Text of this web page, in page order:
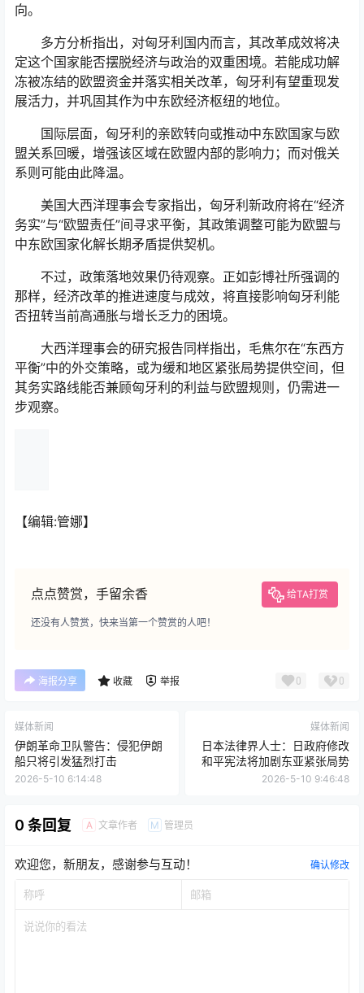
向。
多方分析指出，对匈牙利国内而言，其改革成效将决
定这个国家能否摆脱经济与政治的双重困境。若能成功解
冻被冻结的欧盟资金并落实相关改革，匈牙利有望重现发
展活力，并巩固其作为中东欧经济枢纽的地位。
国际层面，匈牙利的亲欧转向或推动中东欧国家与欧
盟关系回暖，增强该区域在欧盟内部的影响力；而对俄关
系则可能由此降温。
美国大西洋理事会专家指出，匈牙利新政府将在“经济
务实”与“欧盟责任”间寻求平衡，其政策调整可能为欧盟与
中东欧国家化解长期矛盾提供契机。
不过，政策落地效果仍待观察。正如彭博社所强调的
那样，经济改革的推进速度与成效，将直接影响匈牙利能
否扭转当前高通胀与增长乏力的困境。
大西洋理事会的研究报告同样指出，毛焦尔在“东西方
平衡”中的外交策略，或为缓和地区紧张局势提供空间，但
其务实路线能否兼顾匈牙利的利益与欧盟规则，仍需进一
步观察。
【编辑:管娜】
点点赞赏，手留余香 给TA打赏
还没有人赞赏，快来当第一个赞赏的人吧！
海报分享 收藏 举报 0 0
媒体新闻
伊朗革命卫队警告：侵犯伊朗
船只将引发猛烈打击
2026-5-10 6:14:48
媒体新闻
日本法律界人士：日政府修改
和平宪法将加剧东亚紧张局势
2026-5-10 9:46:48
0 条回复 A 文章作者 M 管理员
欢迎您，新朋友，感谢参与互动！ 确认修改